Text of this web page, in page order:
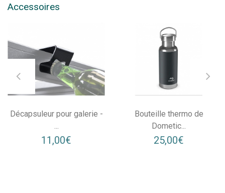
Accessoires
Décapsuleur pour galerie -
...
11,00€
Bouteille thermo de
Dometic...
25,00€